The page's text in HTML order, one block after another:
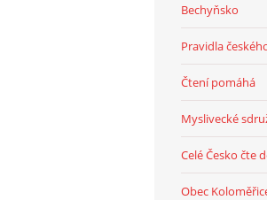
Bechyňsko
Pravidla
Čtení pomáhá
Myslivecké
Celé Česko čte
Obec